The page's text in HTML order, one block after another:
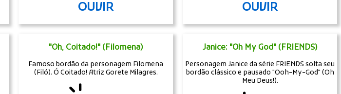
OUVIR
"Oh, Coitado!" (Filomena)
Famoso bordão da personagem Filomena
(Filó). Ó Coitado! Atriz Gorete Milagres.
OUVIR
Janice: "Oh My God" (FRIENDS)
Personagem Janice da série FRIENDS solta seu
bordão clássico e pausado "Ooh-My-God" (Oh
Meu Deus!).